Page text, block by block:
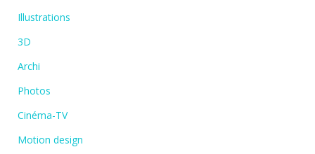
Illustrations
3D
Archi
Photos
Cinéma-TV
Motion design